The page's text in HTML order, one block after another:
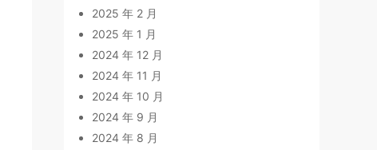
2025 年 2 月
2025 年 1 月
2024 年 12 月
2024 年 11 月
2024 年 10 月
2024 年 9 月
2024 年 8 月